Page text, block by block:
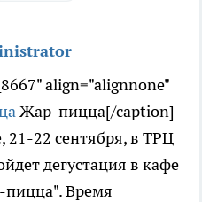
align="alignnone"
Жар-пицца[/caption]
22 сентября, в ТРЦ
дегустация в кафе
пицца". Время